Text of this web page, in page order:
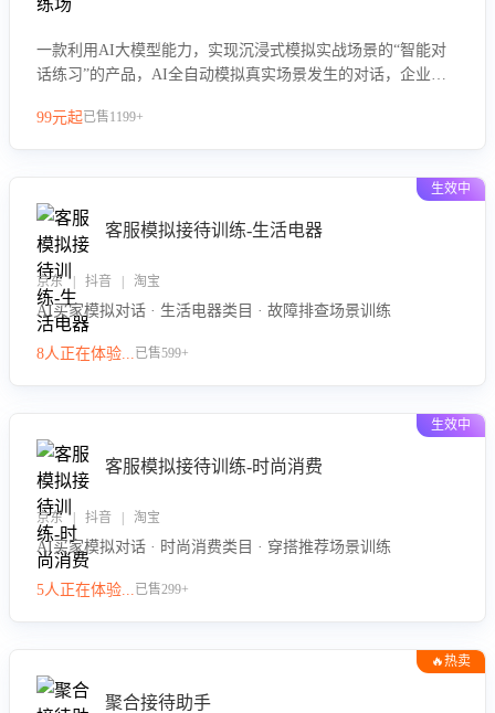
一款利用AI大模型能力，实现沉浸式模拟实战场景的“智能对
话练习”的产品，AI全自动模拟真实场景发生的对话，企业可
力。
99元起已售1199+
生效中
客服模拟接待训练-生活电器
京东 | 抖音 | 淘宝
AI买家模拟对话 · 生活电器类目 · 故障排查场景训练
8人正在体验...已售599+
生效中
客服模拟接待训练-时尚消费
京东 | 抖音 | 淘宝
AI买家模拟对话 · 时尚消费类目 · 穿搭推荐场景训练
5人正在体验...已售299+
🔥热卖
聚合接待助手